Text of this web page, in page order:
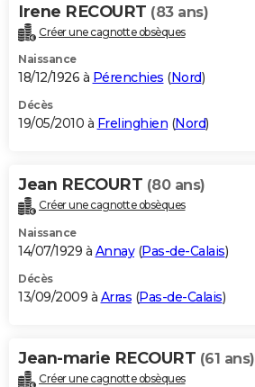
Irene RECOURT (83 ans)
Créer une cagnotte obsèques
Naissance
18/12/1926 à Pérenchies (Nord)
Décès
19/05/2010 à Frelinghien (Nord)
Jean RECOURT (80 ans)
Créer une cagnotte obsèques
Naissance
14/07/1929 à Annay(Pas-de-Calais)
Décès
13/09/2009 à Arras (Pas-de-Calais)
Jean-marie RECOURT (61 ans)
Créer une cagnotte obsèques